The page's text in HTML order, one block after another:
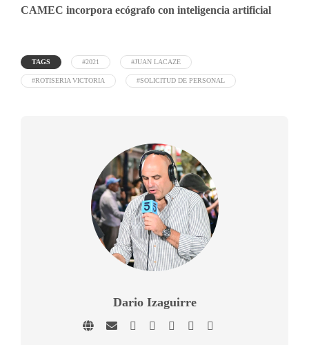
CAMEC incorpora ecógrafo con inteligencia artificial
TAGS #2021 #JUAN LACAZE
#ROTISERIA VICTORIA #SOLICITUD DE PERSONAL
Dario Izaguirre